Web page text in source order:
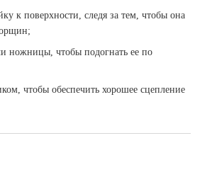
к поверхности, следя за тем, чтобы она
ножницы, чтобы подогнать ее по
чтобы обеспечить хорошее сцепление